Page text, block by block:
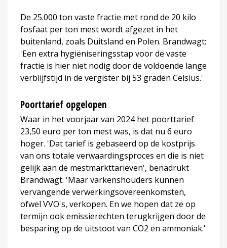
De 25.000 ton vaste fractie met rond de 20 kilo
fosfaat per ton mest wordt afgezet in het
buitenland, zoals Duitsland en Polen. Brandwagt:
'Een extra hygiëniseringsstap voor de vaste
fractie is hier niet nodig door de voldoende lange
verblijfstijd in de vergister bij 53 graden Celsius.'
Poorttarief opgelopen
Waar in het voorjaar van 2024 het poorttarief
23,50 euro per ton mest was, is dat nu 6 euro
hoger. 'Dat tarief is gebaseerd op de kostprijs
van ons totale verwaardingsproces en die is niet
gelijk aan de mestmarkttarieven', benadrukt
Brandwagt. 'Maar varkenshouders kunnen
vervangende verwerkingsovereenkomsten,
ofwel VVO's, verkopen. En we hopen dat ze op
termijn ook emissierechten terugkrijgen door de
besparing op de uitstoot van CO2 en ammoniak.'